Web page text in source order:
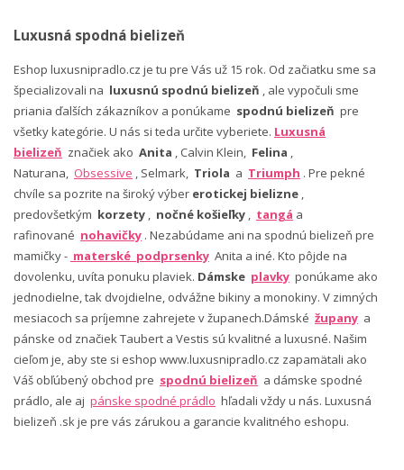
Luxusná spodná bielizeň
Eshop luxusnipradlo.cz je tu pre Vás už 15 rok. Od začiatku sme sa
špecializovali na luxusnú spodnú bielizeň , ale vypočuli sme
priania ďalších zákazníkov a ponúkame spodnú bielizeň pre
všetky kategórie. U nás si teda určite vyberiete. Luxusná
bielizeň značiek ako Anita , Calvin Klein, Felina ,
Naturana, Obsessive , Selmark, Triola a Triumph . Pre pekné
chvíle sa pozrite na široký výber erotickej bielizne ,
predovšetkým korzety , nočné košieľky , tangá a
rafinované nohavičky . Nezabúdame ani na spodnú bielizeň pre
mamičky - materské podprsenky Anita a iné. Kto pôjde na
dovolenku, uvíta ponuku plaviek. Dámske plavky ponúkame ako
jednodielne, tak dvojdielne, odvážne bikiny a monokiny. V zimných
mesiacoch sa príjemne zahrejete v županech.Dámské župany a
pánske od značiek Taubert a Vestis sú kvalitné a luxusné. Našim
cieľom je, aby ste si eshop www.luxusnipradlo.cz zapamätali ako
Váš obľúbený obchod pre spodnú bielizeň a dámske spodné
prádlo, ale aj pánske spodné prádlo hľadali vždy u nás. Luxusná
bielizeň .sk je pre vás zárukou a garancie kvalitného eshopu.